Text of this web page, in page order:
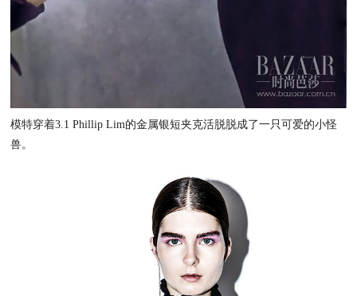
模特穿着3.1 Phillip Lim的金属银短夹克活脱脱成了一只可爱的小怪
兽。